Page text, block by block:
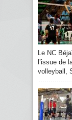
Le NC
l’issue de
volleyball,